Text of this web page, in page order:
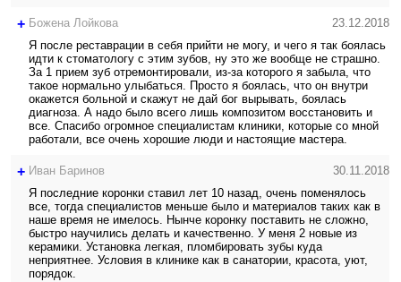
+ Божена Лойкова
23.12.2018
Я после реставрации в себя прийти не могу, и чего я так боялась
идти к стоматологу с этим зубов, ну это же вообще не страшно.
За 1 прием зуб отремонтировали, из-за которого я забыла, что
такое нормально улыбаться. Просто я боялась, что он внутри
окажется больной и скажут не дай бог вырывать, боялась
диагноза. А надо было всего лишь композитом восстановить и
все. Спасибо огромное специалистам клиники, которые со мной
работали, все очень хорошие люди и настоящие мастера.
+ Иван Баринов
30.11.2018
Я последние коронки ставил лет 10 назад, очень поменялось
все, тогда специалистов меньше было и материалов таких как в
наше время не имелось. Нынче коронку поставить не сложно,
быстро научились делать и качественно. У меня 2 новые из
керамики. Установка легкая, пломбировать зубы куда
неприятнее. Условия в клинике как в санатории, красота, уют,
порядок.